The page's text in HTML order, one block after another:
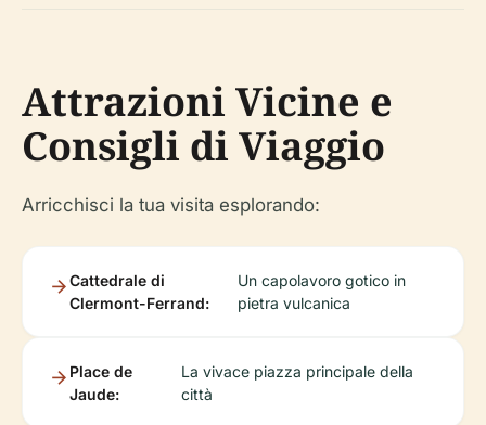
Attrazioni Vicine e
Consigli di Viaggio
Arricchisci la tua visita esplorando:
Cattedrale di
Clermont-Ferrand:
Un capolavoro gotico in
pietra vulcanica
Place de
Jaude:
La vivace piazza principale della
città